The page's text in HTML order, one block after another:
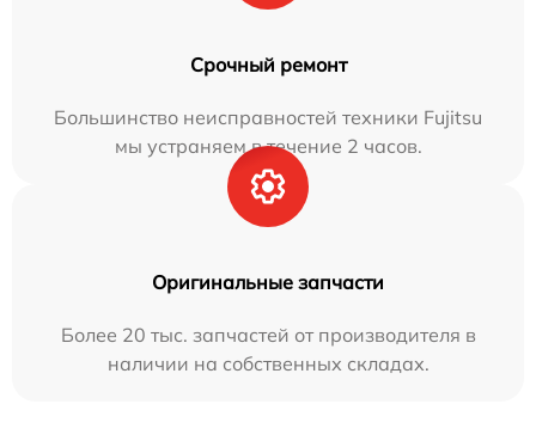
Срочный ремонт
Большинство неисправностей техники Fujitsu
мы устраняем в течение 2 часов.
Оригинальные запчасти
Более 20 тыс. запчастей от производителя в
наличии на собственных складах.